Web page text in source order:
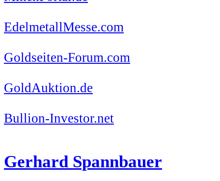
EdelmetallMesse.com
Goldseiten-Forum.com
GoldAuktion.de
Bullion-Investor.net
Gerhard Spannbauer